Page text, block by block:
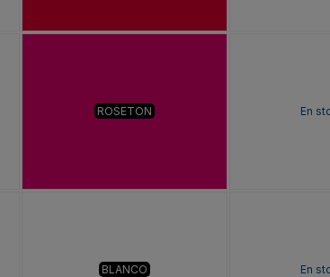
ROSETON En
BLANCO En